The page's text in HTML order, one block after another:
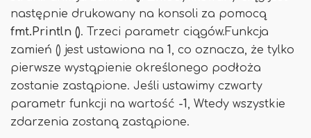
następnie drukowany na konsoli za pomocą
fmt.Println (). Trzeci parametr ciągów.Funkcja
zamień () jest ustawiona na 1, co oznacza, że ​​tylko
pierwsze wystąpienie określonego podłoża
zostanie zastąpione. Jeśli ustawimy czwarty
parametr funkcji na wartość -1, Wtedy wszystkie
zdarzenia zostaną zastąpione.